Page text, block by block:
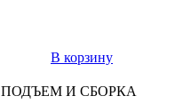
В корзину
ПОДЪЕМ И СБОРКА